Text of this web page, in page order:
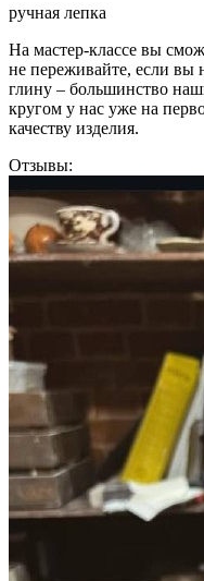
ручная лепка
На мастер-классе вы
не переживайте, если вы
глину – большинство
кругом у нас уже на
качеству изделия.
Отзывы: